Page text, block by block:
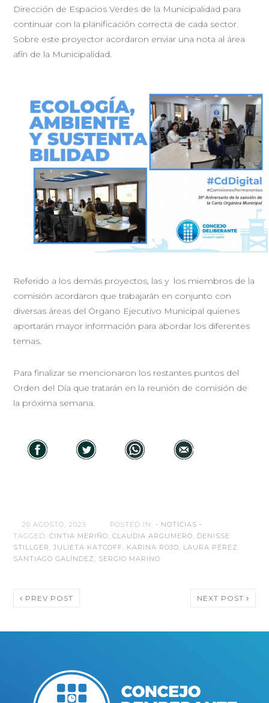
Dirección de Espacios Verdes de la Municipalidad para
continuar con la planificación correcta de cada sector.
Sobre este proyector acordaron enviar una nota al área
afín de la Municipalidad.
Referido a los demás proyectos, las y los miembros de la
comisión acordaron que trabajarán en conjunto con
diversas áreas del Órgano Ejecutivo Municipal quienes
aportarán mayor información para abordar los diferentes
temas.
Para finalizar se mencionaron los restantes puntos del
Orden del Día que tratarán en la reunión de comisión de
la próxima semana.
20 AGOSTO, 2025 POSTED IN: - NOTICIAS -
TAGGED:CINTIA MERIÑO,CLAUDIA ARGUMERO, DENISSE
STILLGER ,JULIETA KATCOFF, KARINA ROJO, LAURA PÉREZ ,
SANTIAGO GALÍNDEZ , SERGIO MARINO
PREV POST NEXT POST